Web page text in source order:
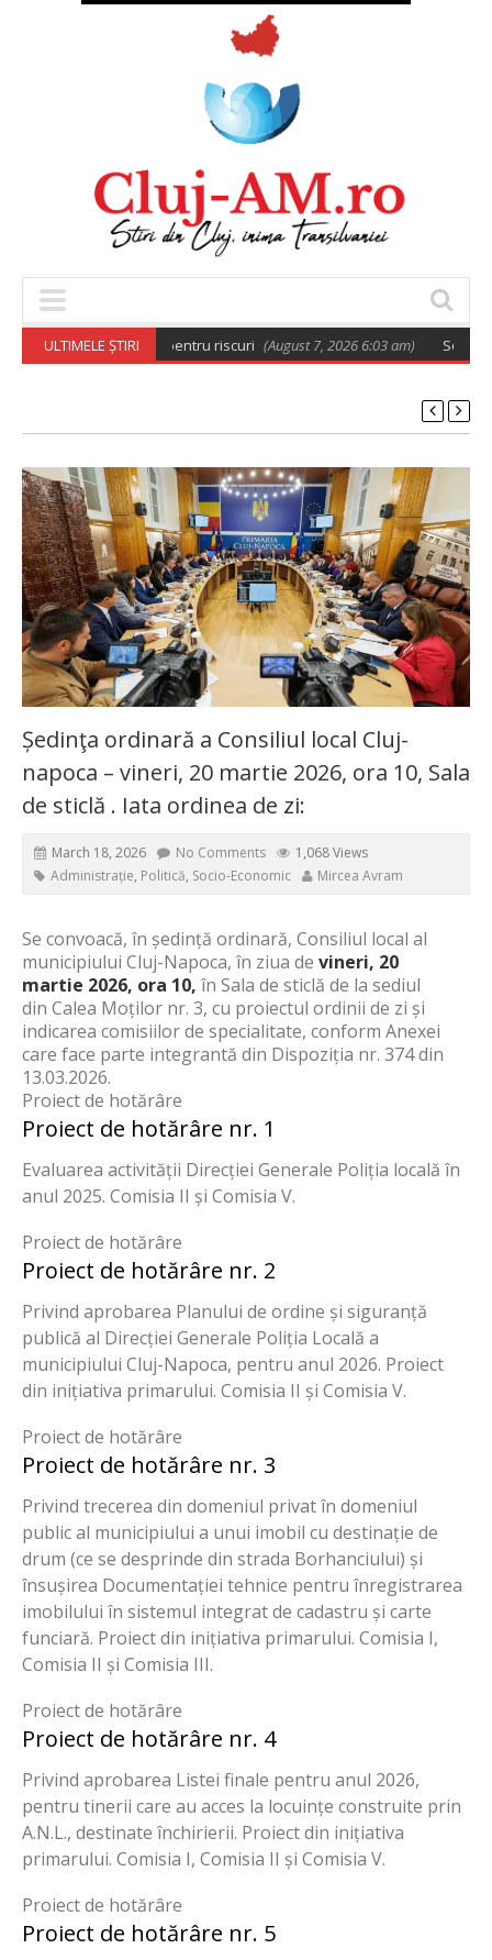
ULTIMELE ȘTIRI
de pregătire pentru riscuri (August 7, 2026 6:03 am) Sondaj Salvați
Ședinţa ordinară a Consiliul local Cluj-
napoca – vineri, 20 martie 2026, ora 10, Sala
de sticlă . Iata ordinea de zi:
March 18, 2026 No Comments
1,068 Views
Administrație, Politică, Socio-Economic Mircea Avram
Se convoacă, în şedinţă ordinară, Consiliul local al
municipiului Cluj-Napoca, în ziua de vineri, 20
martie 2026, ora 10, în Sala de sticlă de la sediul
din Calea Moţilor nr. 3, cu proiectul ordinii de zi și
indicarea comisiilor de specialitate, conform Anexei
care face parte integrantă din Dispoziția nr. 374din
13.03.2026.
Proiect de hotărâre
Proiect de hotărâre nr. 1
Evaluarea activității Direcției Generale Poliția locală în
anul 2025. Comisia II și Comisia V.
Proiect de hotărâre
Proiect de hotărâre nr. 2
Privind aprobarea Planului de ordine și siguranță
publică al Direcției Generale Poliția Locală a
municipiului Cluj-Napoca, pentru anul 2026. Proiect
din inițiativa primarului. Comisia II și Comisia V.
Proiect de hotărâre
Proiect de hotărâre nr. 3
Privind trecerea din domeniul privat în domeniul
public al municipiului a unui imobil cu destinație de
drum (ce se desprinde din strada Borhanciului) și
însușirea Documentației tehnice pentru înregistrarea
imobilului în sistemul integrat de cadastru și carte
funciară. Proiect din inițiativa primarului. Comisia I,
Comisia II și Comisia III.
Proiect de hotărâre
Proiect de hotărâre nr. 4
Privind aprobarea Listei finale pentru anul 2026,
pentru tinerii care au acces la locuințe construite prin
A.N.L., destinate închirierii. Proiect din inițiativa
primarului. Comisia I, Comisia II și Comisia V.
Proiect de hotărâre
Proiect de hotărâre nr. 5